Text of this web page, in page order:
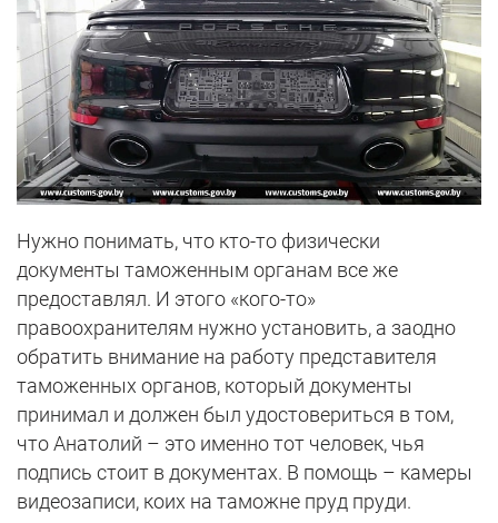
Нужно понимать, что кто-то физически
документы таможенным органам все же
предоставлял. И этого «кого-то»
правоохранителям нужно установить, а заодно
обратить внимание на работу представителя
таможенных органов, который документы
принимал и должен был удостовериться в том,
что Анатолий – это именно тот человек, чья
подпись стоит в документах. В помощь – камеры
видеозаписи, коих на таможне пруд пруди.